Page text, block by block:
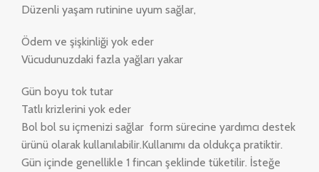
Düzenli yaşam rutinine uyum sağlar,
Ödem ve şişkinliği yok eder
Vücudunuzdaki fazla yağları yakar
Gün boyu tok tutar
Tatlı krizlerini yok eder
Bol bol su içmenizi sağlar form sürecine yardımcı destek
ürünü olarak kullanılabilir.Kullanımı da oldukça pratiktir.
Gün içinde genellikle 1 fincan şeklinde tüketilir. İsteğe